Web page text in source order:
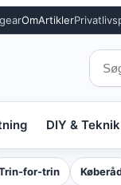
OmArtikler
DIY & Teknik
for-trin